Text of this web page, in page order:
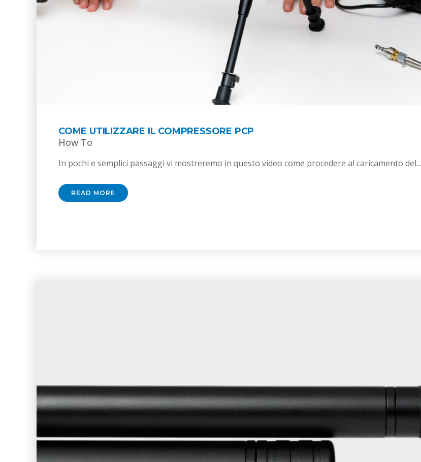
COME UTILIZZARE IL COMPRESSORE PCP
How To
In pochi e semplici passaggi vi mostreremo in questo video come procedere al caricamento del...
READ MORE